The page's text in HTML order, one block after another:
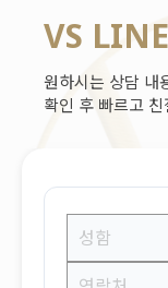
VS LINE
원하시는 상담 내
확인 후 빠르고